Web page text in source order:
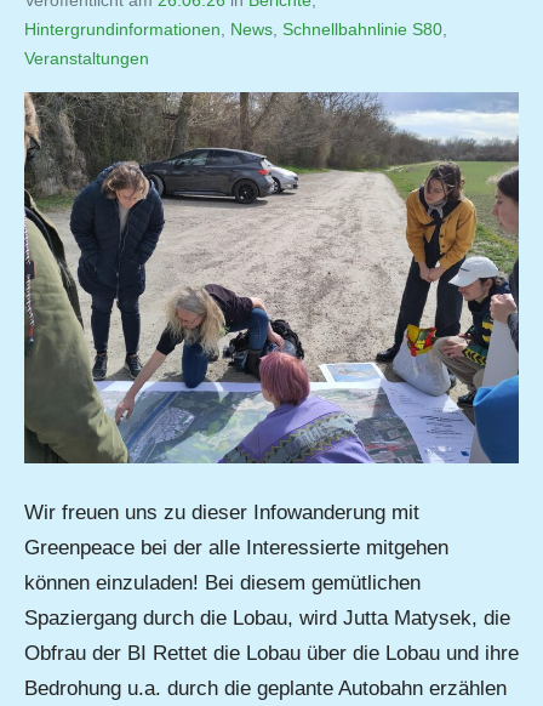
Jutta
Hintergrundinformationen, News, Schnellbahnlinie S80,
Veranstaltungen
Wir freuen uns zu dieser Infowanderung mit
Greenpeace bei der alle Interessierte mitgehen
können einzuladen! Bei diesem gemütlichen
Spaziergang durch die Lobau, wird Jutta Matysek, die
Obfrau der BI Rettet die Lobau über die Lobau und ihre
Bedrohung u.a. durch die geplante Autobahn erzählen